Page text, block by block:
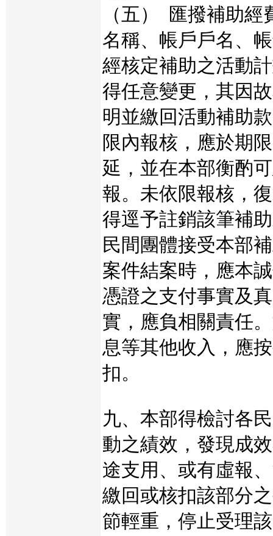
（五）
匯撥補助經
名稱、帳戶戶名、
經核定補助之活動
得任意變更，其因
明並繳回活動補助
限內報核，應於期
延，並在本部衡酌
報。未依限報核，
得逕予註銷該筆補
民間團體接受本部
案件結案時，應本
憑證之支付事實及
實，應負相關責任
息等其他收入，應
扣。
九、本部得檢討各
動之績效，發現成
途支用、或有虛報
繳回或核扣該部分
節輕重，停止受理